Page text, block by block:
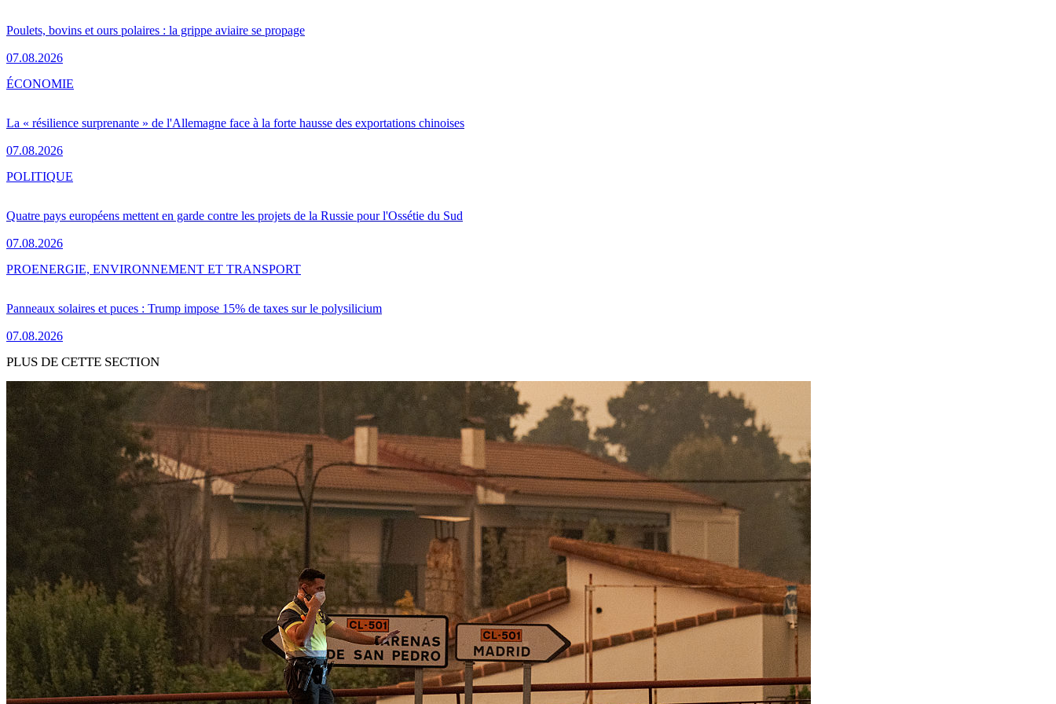
Poulets, bovins et ours polaires : la grippe aviaire se propage
07.08.2026
La « résilience surprenante » de l'Allemagne face à la forte hausse des exportations chinoises
07.08.2026
ÉCONOMIE
Quatre pays européens mettent en garde contre les projets de la Russie pour l'Ossétie du Sud
07.08.2026
POLITIQUE
Panneaux solaires et puces : Trump impose 15% de taxes sur le polysilicium
07.08.2026
PROENERGIE, ENVIRONNEMENT ET TRANSPORT
PLUS DE CETTE SECTION